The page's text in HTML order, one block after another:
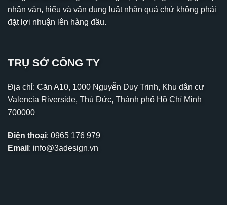
nhân văn, hiểu và vận dụng luật nhân quả chứ không phải
đặt lợi nhuận lên hàng đầu.
TRỤ SỞ CÔNG TY
Địa chỉ: Căn A10, 1000 Nguyễn Duy Trinh, Khu dân cư
Valencia Riverside, Thủ Đức, Thành phố Hồ Chí Minh
700000
Điện thoại: 0965 176 979
Email : info@3adesign.vn